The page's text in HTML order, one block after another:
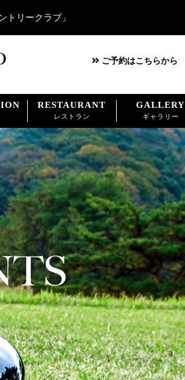
トリークラブ」
ご予約はこちらから
RESTAURANT
レストラン
GALLERY
ギャラリー